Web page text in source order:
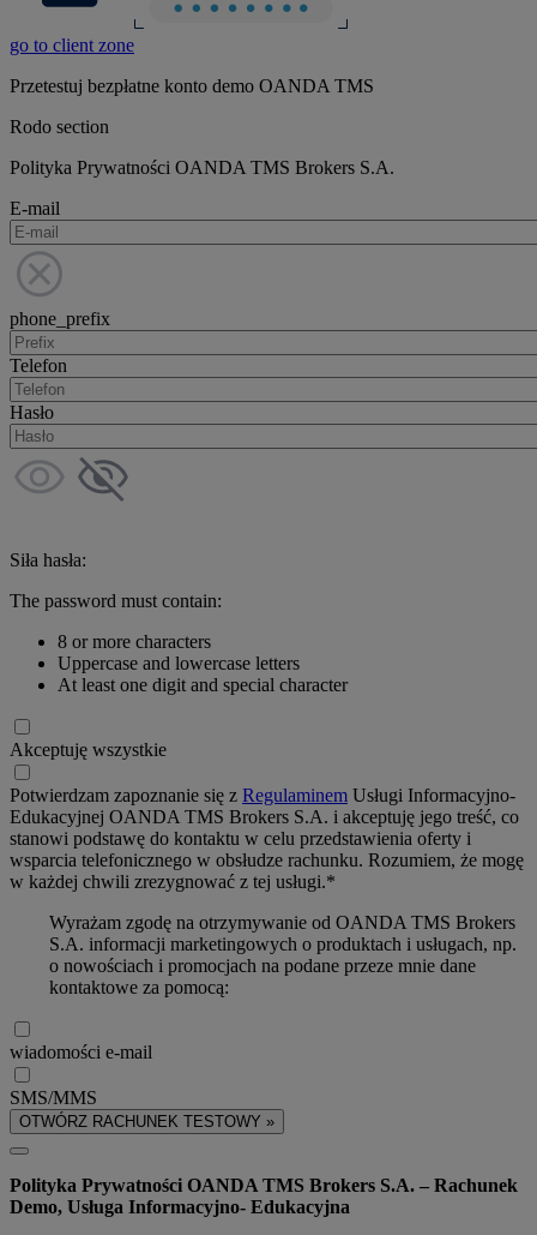
go to client zone
Przetestuj bezpłatne konto demo OANDA TMS
Rodo section
Polityka Prywatności OANDA TMS Brokers S.A.
E-mail
phone_prefix
Telefon
Hasło
Siła hasła:
The password must contain:
8 or more characters
Uppercase and lowercase letters
At least one digit and special character
Akceptuję wszystkie
Potwierdzam zapoznanie się z Regulaminem Usługi Informacyjno-
Edukacyjnej OANDA TMS Brokers S.A. i akceptuję jego treść, co
stanowi podstawę do kontaktu w celu przedstawienia oferty i
wsparcia telefonicznego w obsłudze rachunku. Rozumiem, że mogę
w każdej chwili zrezygnować z tej usługi.*
Wyrażam zgodę na otrzymywanie od OANDA TMS Brokers
S.A. informacji marketingowych o produktach i usługach, np.
o nowościach i promocjach na podane przeze mnie dane
kontaktowe za pomocą:
wiadomości e-mail
SMS/MMS
OTWÓRZ RACHUNEK TESTOWY »
Polityka Prywatności OANDA TMS Brokers S.A. – Rachunek
Demo, Usługa Informacyjno- Edukacyjna